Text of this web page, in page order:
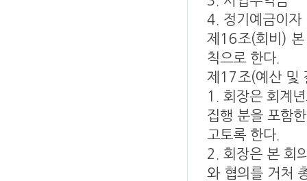
4. 정기예금이자
제16조(회비) 본
칙으로 한다.
제17조(예산 및
1. 회장은 회계
집행 분을 포함
고토록 한다.
2. 회장은 본 회
와 협의를 거처